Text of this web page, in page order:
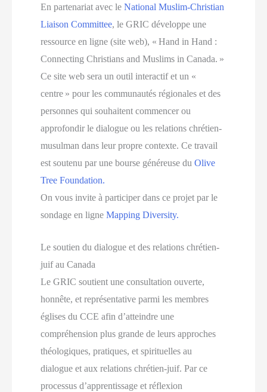
En partenariat avec leNational Muslim-Christian
Liaison Committee, le GRIC développe une
ressource en ligne (site web), « Hand in Hand :
Connecting Christians and Muslims in Canada. »
Ce site web sera un outil interactif et un «
centre » pour les communautés régionales et des
personnes qui souhaitent commencer ou
approfondir le dialogue ou les relations chrétien-
musulman dans leur propre contexte. Ce travail
est soutenu par une bourse généreuse duOlive
Tree Foundation.
On vous invite à participer dans ce projet par le
sondage en ligneMapping Diversity.
Le soutien du dialogue et des relations chrétien-
juif au Canada
Le GRIC soutient une consultation ouverte,
honnête, et représentative parmi les membres
églises du CCE afin d’atteindre une
compréhension plus grande de leurs approches
théologiques, pratiques, et spirituelles au
dialogue et aux relations chrétien-juif. Par ce
processus d’apprentissage et réflexion